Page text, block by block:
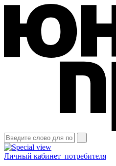
Личный кабинет потребителя